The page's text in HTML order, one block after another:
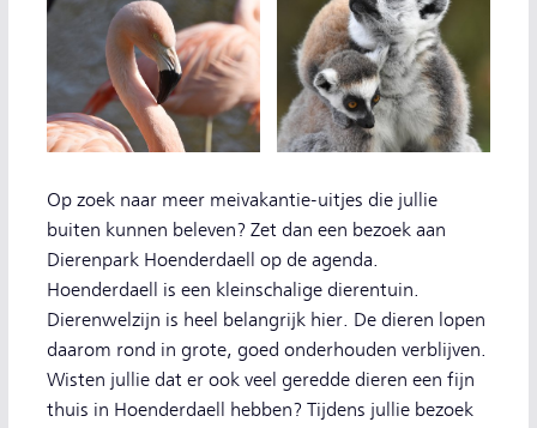
Op zoek naar meer meivakantie-uitjes die jullie
buiten kunnen beleven? Zet dan een bezoek aan
Dierenpark Hoenderdaell op de agenda.
Hoenderdaell is een kleinschalige dierentuin.
Dierenwelzijn is heel belangrijk hier. De dieren lopen
daarom rond in grote, goed onderhouden verblijven.
Wisten jullie dat er ook veel geredde dieren een fijn
thuis in Hoenderdaell hebben? Tijdens jullie bezoek